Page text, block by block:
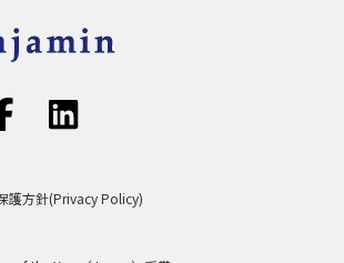
護方針(Privacy Policy)